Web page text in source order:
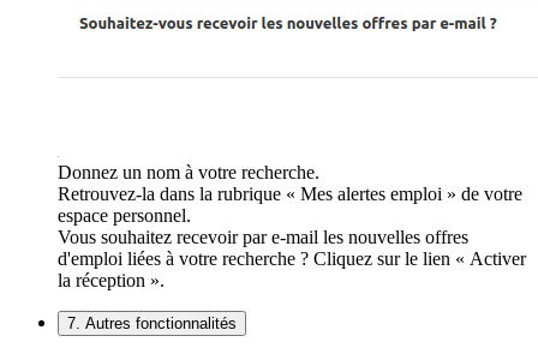
Donnez un nom à votre recherche.
Retrouvez-la dans la rubrique « Mes alertes emploi » de votre
espace personnel.
Vous souhaitez recevoir par e-mail les nouvelles offres
d'emploi liées à votre recherche ? Cliquez sur le lien « Activer
la réception ».
7. Autres fonctionnalités